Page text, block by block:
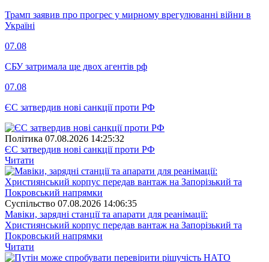
Трамп заявив про прогрес у мирному врегулюванні війни в
Україні
07.08
СБУ затримала ще двох агентів рф
07.08
ЄС затвердив нові санкції проти РФ
Полiтика 07.08.2026 14:25:32
ЄС затвердив нові санкції проти РФ
Читати
Суспiльство 07.08.2026 14:06:35
Мавіки, зарядні станції та апарати для реанімації:
Християнський корпус передав вантаж на Запорізький та
Покровський напрямки
Читати